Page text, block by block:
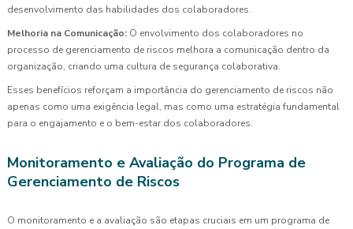
desenvolvimento das habilidades dos colaboradores.
Melhoria na Comunicação: O envolvimento dos colaboradores no
processo de gerenciamento de riscos melhora a comunicação dentro da
organização, criando uma cultura de segurança colaborativa.
Esses benefícios reforçam a importância do gerenciamento de riscos não
apenas como uma exigência legal, mas como uma estratégia fundamental
para o engajamento e o bem-estar dos colaboradores.
Monitoramento e Avaliação do Programa de
Gerenciamento de Riscos
O monitoramento e a avaliação são etapas cruciais em um programa de